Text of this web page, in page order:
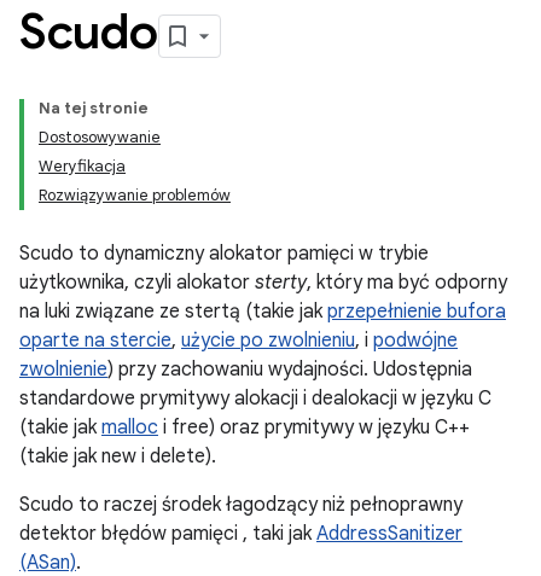
Scudo
Na tej stronie
Dostosowywanie
Weryfikacja
Rozwiązywanie problemów
Scudo to dynamiczny alokator pamięci w trybie
użytkownika, czyli alokator sterty, który ma być odporny
na luki związane ze stertą (takie jak przepełnienie bufora
oparte na stercie, użycie po zwolnieniu, i podwójne
zwolnienie) przy zachowaniu wydajności. Udostępnia
standardowe prymitywy alokacji i dealokacji w języku C
(takie jak malloc i free) oraz prymitywy w języku C++
(takie jak new i delete).
Scudo to raczej środek łagodzący niż pełnoprawny
detektor błędów pamięci , taki jak AddressSanitizer
(ASan).